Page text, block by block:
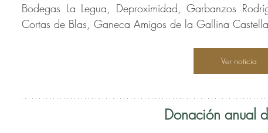
Bodegas La Legua, Deproximidad, Garbanzos
Cortas de Blas, Ganeca Amigos de la Gallina
Ver noticia
Donación anual